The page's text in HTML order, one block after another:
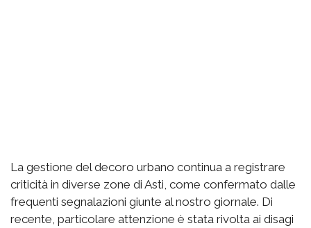
La gestione del decoro urbano continua a registrare
criticità in diverse zone di Asti, come confermato dalle
frequenti segnalazioni giunte al nostro giornale. Di
recente, particolare attenzione è stata rivolta ai disagi